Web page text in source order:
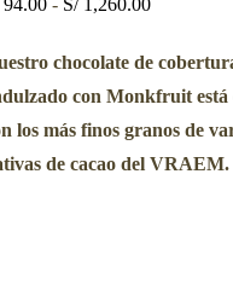
94.00 - S/1,260.00
precios:
desde
S/ 94.00
hasta
chocolate de
con Monkfruit está
los más finos granos de
de cacao del VRAEM.